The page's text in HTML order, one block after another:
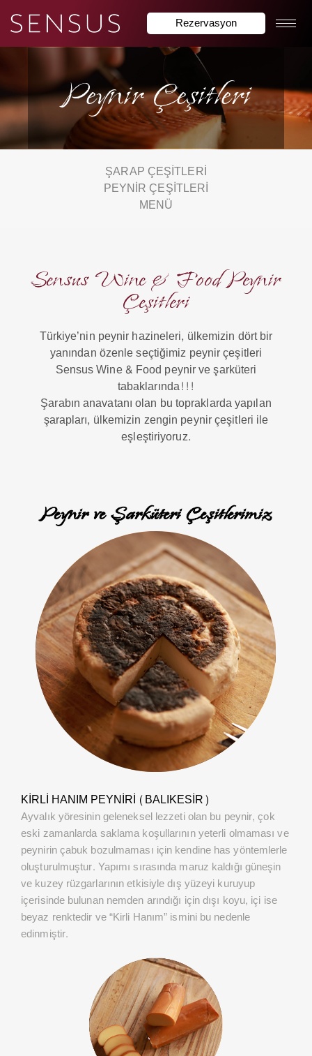
Rezervasyon
Peynir Çeşitleri
ŞARAP ÇEŞITLERI
PEYNIR ÇEŞİTLERİ
MENÜ
Sensus Wine & Food Peynir
Çeşitleri
Türkiye’nin peynir hazineleri, ülkemizin dört bir
yanından özenle seçtiğimiz peynir çeşitleri
Sensus Wine & Food peynir ve şarküteri
tabaklarında!!!
Şarabın anavatanı olan bu topraklarda yapılan
şarapları, ülkemizin zengin peynir çeşitleri ile
eşleştiriyoruz.
Peynir ve Şarküteri Çeşitlerimiz
KIRLI HANIM PEYNIRI (BALIKESIR)
Ayvalık yöresinin geleneksel lezzeti olan bu peynir, çok
eski zamanlarda saklama koşullarının yeterli olmaması ve
peynirin çabuk bozulmaması için kendine has yöntemlerle
oluşturulmuştur. Yapımı sırasında maruz kaldığı güneşin
ve kuzey rüzgarlarının etkisiyle dış yüzeyi kuruyup
içerisinde bulunan nemden arındığı için dışı koyu, içi ise
beyaz renktedir ve “Kirli Hanım” ismini bu nedenle
edinmiştir.